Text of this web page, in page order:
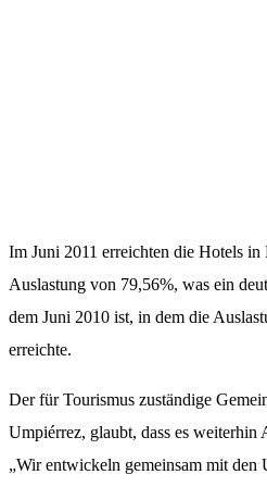
Im Juni 2011 erreichten die Hotels
Auslastung von 79,56%, was ein
dem Juni 2010 ist, in dem die
erreichte.
Der für Tourismus zuständige
Umpiérrez, glaubt, dass es weiterhin
„Wir entwickeln gemeinsam mit den